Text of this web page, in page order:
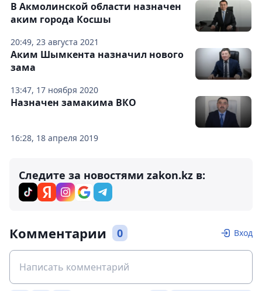
20:49, 23 августа 2021
В Акмолинской области назначен
аким города Косшы
13:47, 17 ноября 2020
Аким Шымкента назначил нового
зама
16:28, 18 апреля 2019
Назначен замакима ВКО
Следите за новостями zakon.kz в:
Комментарии 0 Вход